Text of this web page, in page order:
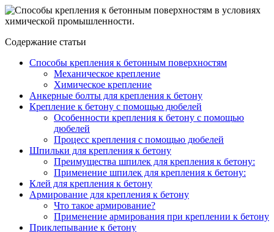
Содержание статьи
Способы крепления к бетонным поверхностям
Механическое крепление
Химическое крепление
Анкерные болты для крепления к бетону
Крепление к бетону с помощью дюбелей
Особенности крепления к бетону с помощью
дюбелей
Процесс крепления с помощью дюбелей
Шпильки для крепления к бетону
Преимущества шпилек для крепления к бетону:
Применение шпилек для крепления к бетону:
Клей для крепления к бетону
Армирование для крепления к бетону
Что такое армирование?
Применение армирования при креплении к бетону
Приклепывание к бетону